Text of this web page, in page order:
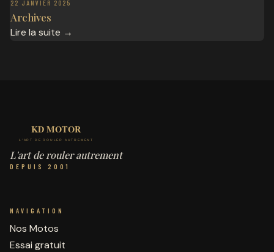
22 JANVIER 2025
Archives
Lire la suite →
L'art de rouler autrement
DEPUIS 2001
NAVIGATION
Nos Motos
Essai gratuit